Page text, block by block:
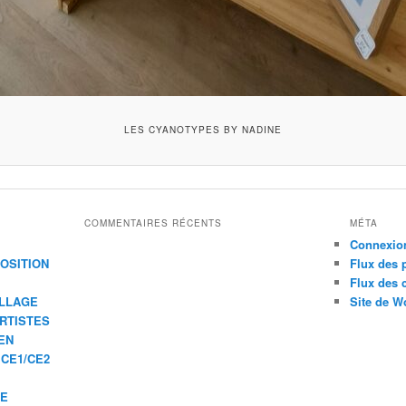
LES CYANOTYPES BY NADINE
CE2
COMMENTAIRES RÉCENTS MÉTA
Flux des
Flux des
Site de